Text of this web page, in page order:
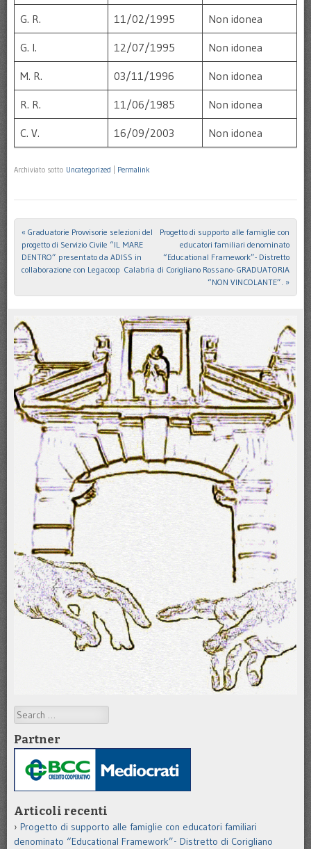
G. R. 11/02/1995 Non idonea
G. I. 12/07/1995 Non idonea
M. R. 03/11/1996 Non idonea
R. R. 11/06/1985 Non idonea
C. V. 16/09/2003 Non idonea
Archiviato sotto Uncategorized Permalink
Post navigation
« Graduatorie Provvisorie selezioni del
progetto di Servizio Civile “IL MARE
DENTRO” presentato da ADISS in
collaborazione con Legacoop Calabria
Progetto di supporto alle famiglie con
educatori familiari denominato
“Educational Framework”- Distretto
di Corigliano Rossano- GRADUATORIA
“NON VINCOLANTE”. »
Search
Partner
Articoli recenti
Progetto di supporto alle famiglie con educatori familiari
denominato “Educational Framework”- Distretto di Corigliano